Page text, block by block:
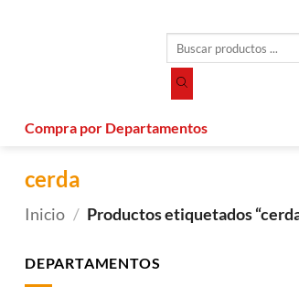
productos
Compra por Departamentos
cerda
Inicio / Productos etiquetados
DEPARTAMENTOS